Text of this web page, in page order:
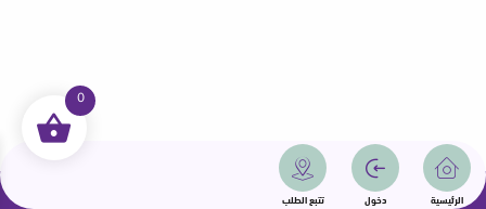
الرئيسية دخول تتبع الطلب
جميع الحقوق محفوظة | سمامة 2025 | دولة قطر
0